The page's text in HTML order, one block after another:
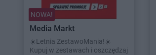
NOWA!
Media Markt
☀️Letnia ZestawoMania!☀️
Kupuj w zestawach i oszczędzaj